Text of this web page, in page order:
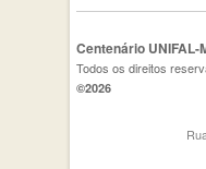
Centenário UNIFAL-
Todos os direitos
©2026